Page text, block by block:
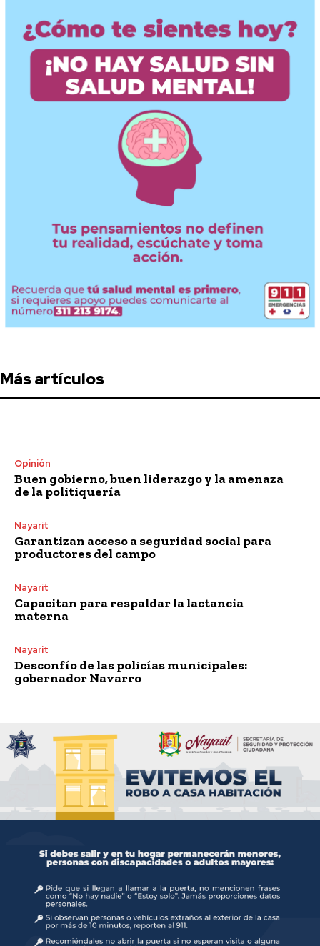
Más artículos
Opinión
Buen gobierno, buen liderazgo y la amenaza
de la politiquería
Nayarit
Garantizan acceso a seguridad social para
productores del campo
Nayarit
Capacitan para respaldar la lactancia
materna
Nayarit
Desconfío de las policías municipales:
gobernador Navarro